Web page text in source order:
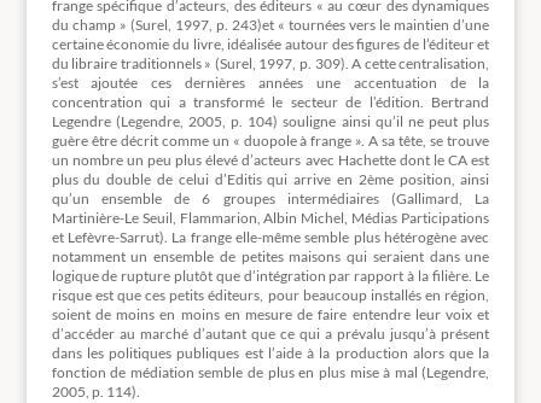
frange spécifique d’acteurs, des éditeurs « au cœur des dynamiques
du champ » (Surel, 1997, p. 243)et « tournées vers le maintien d’une
certaine économie du livre, idéalisée autour des figures de l’éditeur et
du libraire traditionnels » (Surel, 1997, p. 309). A cette centralisation,
s’est ajoutée ces dernières années une accentuation de la
concentration qui a transformé le secteur de l’édition. Bertrand
Legendre (Legendre, 2005, p. 104) souligne ainsi qu’il ne peut plus
guère être décrit comme un « duopole à frange ». A sa tête, se trouve
un nombre un peu plus élevé d’acteurs avec Hachette dont le CA est
plus du double de celui d’Editis qui arrive en 2ème position, ainsi
qu’un ensemble de 6 groupes intermédiaires (Gallimard, La
Martinière-Le Seuil, Flammarion, Albin Michel, Médias Participations
et Lefèvre-Sarrut). La frange elle-même semble plus hétérogène avec
notamment un ensemble de petites maisons qui seraient dans une
logique de rupture plutôt que d’intégration par rapport à la filière. Le
risque est que ces petits éditeurs, pour beaucoup installés en région,
soient de moins en moins en mesure de faire entendre leur voix et
d’accéder au marché d’autant que ce qui a prévalu jusqu’à présent
dans les politiques publiques est l’aide à la production alors que la
fonction de médiation semble de plus en plus mise à mal (Legendre,
2005, p. 114).